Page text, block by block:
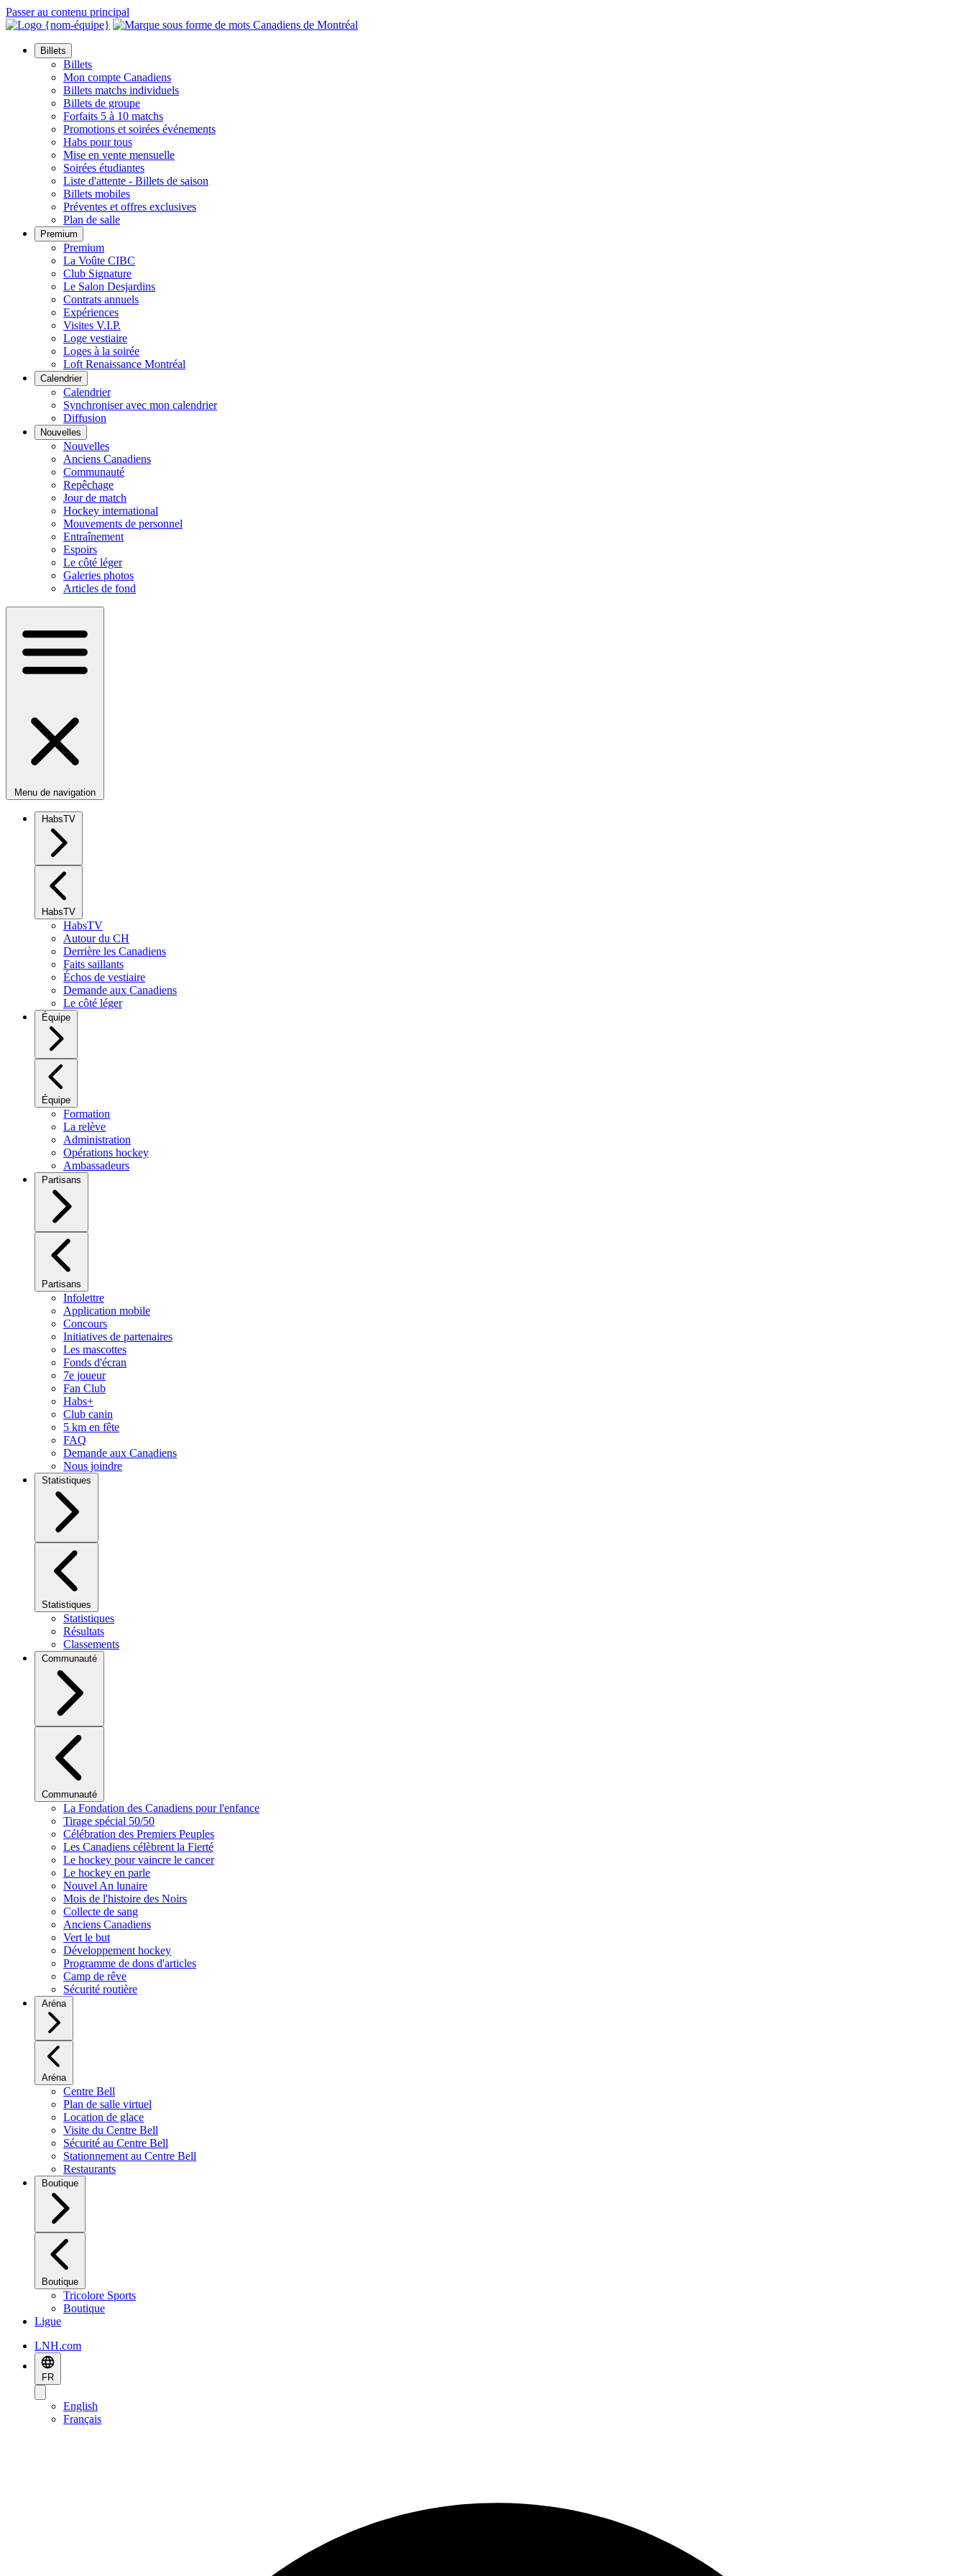
Passer au contenu principal
Billets
Billets
Mon compte Canadiens
Billets matchs individuels
Billets de groupe
Forfaits 5 à 10 matchs
Promotions et soirées événements
Habs pour tous
Mise en vente mensuelle
Soirées étudiantes
Liste d'attente - Billets de saison
Billets mobiles
Préventes et offres exclusives
Plan de salle
Premium
Premium
La Voûte CIBC
Club Signature
Le Salon Desjardins
Contrats annuels
Expériences
Visites V.I.P.
Loge vestiaire
Loges à la soirée
Loft Renaissance Montréal
Calendrier
Calendrier
Synchroniser avec mon calendrier
Diffusion
Nouvelles
Nouvelles
Anciens Canadiens
Communauté
Repêchage
Jour de match
Hockey international
Mouvements de personnel
Entraînement
Espoirs
Le côté léger
Galeries photos
Articles de fond
Menu de navigation
HabsTV
HabsTV
HabsTV
Autour du CH
Derrière les Canadiens
Faits saillants
Échos de vestiaire
Demande aux Canadiens
Le côté léger
Équipe
Équipe
Formation
La relève
Administration
Opérations hockey
Ambassadeurs
Partisans
Partisans
Infolettre
Application mobile
Concours
Initiatives de partenaires
Les mascottes
Fonds d'écran
7e joueur
Fan Club
Habs+
Club canin
5 km en fête
FAQ
Demande aux Canadiens
Nous joindre
Statistiques
Statistiques
Statistiques
Résultats
Classements
Communauté
Communauté
La Fondation des Canadiens pour l'enfance
Tirage spécial 50/50
Célébration des Premiers Peuples
Les Canadiens célèbrent la Fierté
Le hockey pour vaincre le cancer
Le hockey en parle
Nouvel An lunaire
Mois de l'histoire des Noirs
Collecte de sang
Anciens Canadiens
Vert le but
Développement hockey
Programme de dons d'articles
Camp de rêve
Sécurité routière
Aréna
Aréna
Centre Bell
Plan de salle virtuel
Location de glace
Visite du Centre Bell
Sécurité au Centre Bell
Stationnement au Centre Bell
Restaurants
Boutique
Boutique
Tricolore Sports
Boutique
Ligue
LNH.com
FR
English
Français